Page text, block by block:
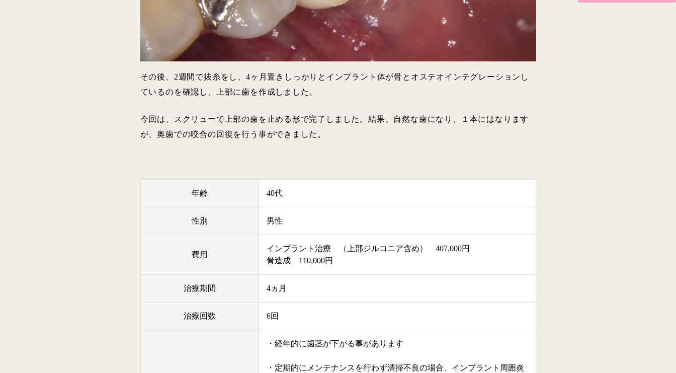
その後、2週間で抜糸をし、4ヶ月置きしっかりとインプラント体が骨とオステオインテグレーションし
ているのを確認し、上部に歯を作成しました。
今回は、スクリューで上部の歯を止める形で完了しました。結果、自然な歯になり、１本にはなります
が、奥歯での咬合の回復を行う事ができました。
年齢 40代
性別 男性
費用
インプラント治療 （上部ジルコニア含め） 407,000円
骨造成 110,000円
治療期間 4ヵ月
治療回数 6回
・経年的に歯茎が下がる事があります
・定期的にメンテナンスを行わず清掃不良の場合、インプラント周囲炎